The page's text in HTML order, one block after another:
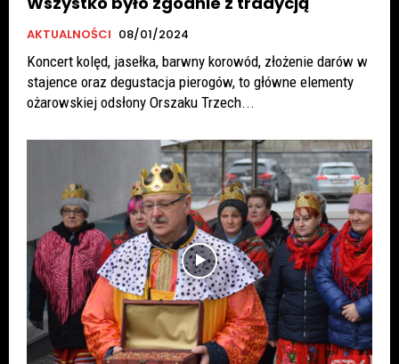
AKTUALNOŚCI 08/01/2024
Koncert kolęd, jasełka, barwny korowód, złożenie darów w
stajence oraz degustacja pierogów, to główne elementy
ożarowskiej odsłony Orszaku Trzech...